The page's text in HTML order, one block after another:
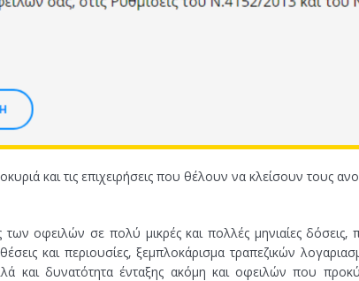
και τις επιχειρήσεις που θέλουν να κλείσουν τους
των οφειλών σε πολύ μικρές και πολλές μηνιαίες
και περιουσίες, ξεμπλοκάρισμα τραπεζικών
και δυνατότητα ένταξης ακόμη και οφειλών που